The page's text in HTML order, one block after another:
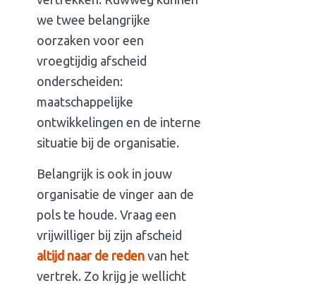
we twee belangrijke
oorzaken voor een
vroegtijdig afscheid
onderscheiden:
maatschappelijke
ontwikkelingen en de interne
situatie bij de organisatie.
Belangrijk is ook in jouw
organisatie de vinger aan de
pols te houde. Vraag een
vrijwilliger bij zijn afscheid
altijd naar de reden van het
vertrek. Zo krijg je wellicht